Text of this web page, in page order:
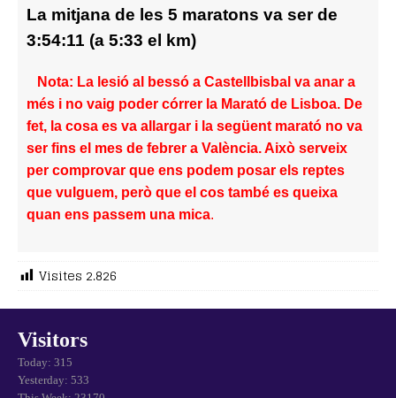
La mitjana de les 5 maratons va ser de
3:54:11 (a 5:33 el km)
Nota: La lesió al bessó a Castellbisbal va anar a
més i no vaig poder córrer la Marató de Lisboa. De
fet, la cosa es va allargar i la següent marató no va
ser fins el mes de febrer a València. Això serveix
per comprovar que ens podem posar els reptes
que vulguem, però que el cos també es queixa
quan ens passem una mica.
Visites 2.826
Visitors
Today: 315
Yesterday: 533